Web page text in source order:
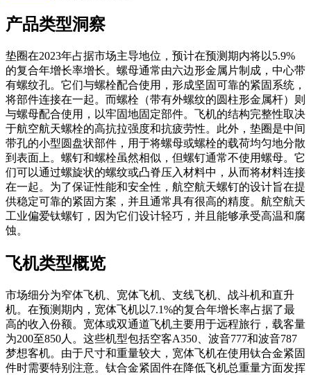
产品类型洞察
垫圈在2023年占据市场主导地位，预计在预测期内将以5.9%
的复合年增长率增长。螺母通常由六边形金属片制成，中心带
有螺纹孔。它们与螺栓配合使用，形成坚固可靠的紧固系统，
将部件连接在一起。而螺栓（带有外螺纹的圆柱形金属杆）则
与螺母配合使用，以牢固地固定部件。飞机的结构完整性取决
于航空航天螺栓的高抗拉强度和抗疲劳性。此外，垫圈是中间
带孔的小型圆盘状部件，用于将螺母或螺栓的载荷均匀地分散
到表面上。螺钉和螺栓虽然相似，但螺钉通常不使用螺母。它
们可以通过螺旋状的螺纹或凸脊压入材料中，从而将材料连接
在一起。为了保证性能和安全性，航空航天螺钉的设计旨在提
供稳定可靠的紧固方案，并且通常具有很高的精度。航空航天
工业偏爱钛螺钉，因为它们设计轻巧，并且能够承受高温和腐
蚀。
飞机类型概览
市场细分为窄体飞机、宽体飞机、支线飞机、战斗机和直升
机。在预测期内，宽体飞机以7.1%的复合年增长率占据了最
高的收入份额。宽体或双通道飞机主要用于远程旅行，载客量
为200至850人。这些机型包括空客A350、波音777和波音787
梦想客机。由于尺寸和重量较大，宽体飞机在使用钛合金紧固
件时需要特别注意。钛合金紧固件在降低飞机总重量方面发挥